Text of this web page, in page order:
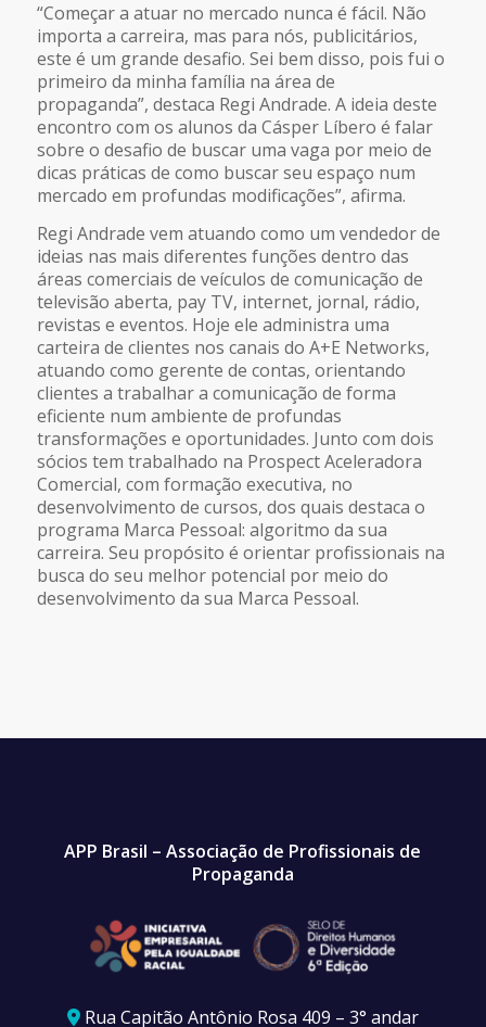
“Começar a atuar no mercado nunca é fácil. Não
importa a carreira, mas para nós, publicitários,
este é um grande desafio. Sei bem disso, pois fui o
primeiro da minha família na área de
propaganda”, destaca Regi Andrade. A ideia deste
encontro com os alunos da Cásper Líbero é falar
sobre o desafio de buscar uma vaga por meio de
dicas práticas de como buscar seu espaço num
mercado em profundas modificações”, afirma.
Regi Andrade vem atuando como um vendedor de
ideias nas mais diferentes funções dentro das
áreas comerciais de veículos de comunicação de
televisão aberta, pay TV, internet, jornal, rádio,
revistas e eventos. Hoje ele administra uma
carteira de clientes nos canais do A+E Networks,
atuando como gerente de contas, orientando
clientes a trabalhar a comunicação de forma
eficiente num ambiente de profundas
transformações e oportunidades. Junto com dois
sócios tem trabalhado na Prospect Aceleradora
Comercial, com formação executiva, no
desenvolvimento de cursos, dos quais destaca o
programa Marca Pessoal: algoritmo da sua
carreira. Seu propósito é orientar profissionais na
busca do seu melhor potencial por meio do
desenvolvimento da sua Marca Pessoal.
APP Brasil – Associação de Profissionais de
Propaganda
Rua Capitão Antônio Rosa 409 – 3° andar